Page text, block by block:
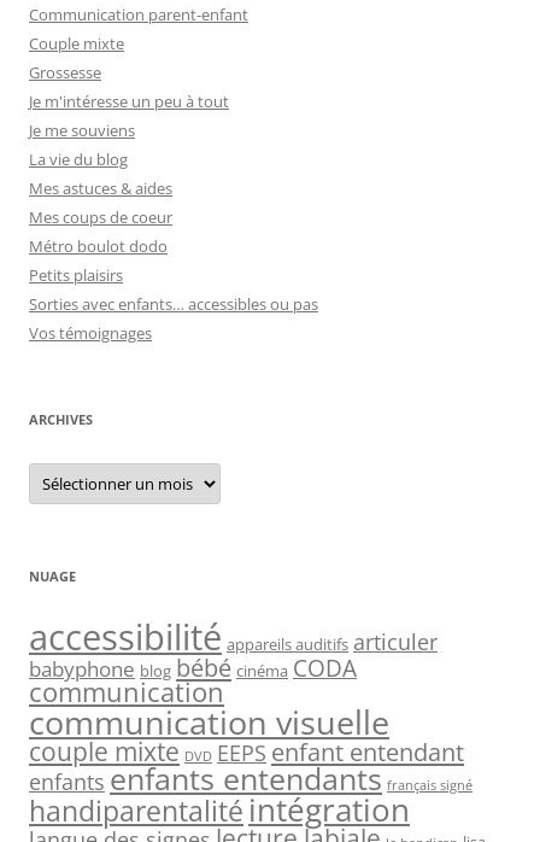
Communication parent-enfant
Couple mixte
Grossesse
Je m'intéresse un peu à tout
Je me souviens
La vie du blog
Mes astuces & aides
Mes coups de coeur
Métro boulot dodo
Petits plaisirs
Sorties avec enfants… accessibles ou pas
Vos témoignages
ARCHIVES
Archives
NUAGE
accessibilité appareils auditifs articuler
babyphone blog bébé cinéma CODA
communication
communication visuelle
couple mixte DVD EEPS enfant entendant
enfants enfants entendants français signé
handiparentalitéintégration